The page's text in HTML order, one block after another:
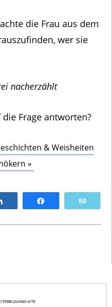
die Frau aus dem
wer sie
nacherzählt
Frage antworten?
& Weisheiten
»